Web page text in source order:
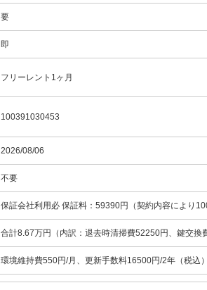
要
即
フリーレント1ヶ月
100391030453
2026/08/06
不要
保証会社利用必 保証料：59390円（契約内容により
合計8.67万円（内訳：退去時清掃費52250円、鍵交
環境維持費550円/月、更新手数料16500円/2年（税込